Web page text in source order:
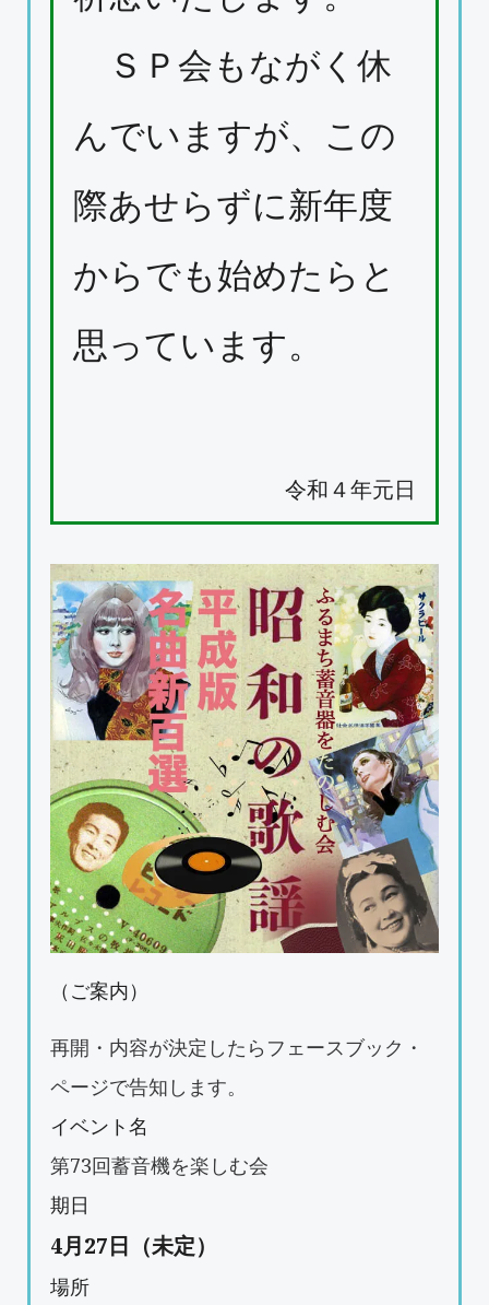
ＳＰ会もながく休
んでいますが、この
際あせらずに新年度
からでも始めたらと
思っています。
令和４年元日
（ご案内）
再開・内容が決定したらフェースブック・
ページで告知します。
イベント名
第73回蓄音機を楽しむ会
期日
4月27日（未定）
場所